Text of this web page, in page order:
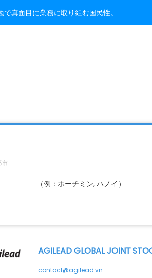
で真面目に業務に取り組む国民性。
（例：ホーチミン, ハノイ）
AGILEAD GLOBAL JOINT
contact@agilead.vn